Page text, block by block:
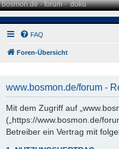
bosmon.de·forum·doku
FAQ
Foren-Übersicht
www.bosmon.de/forum -
Mit dem Zugriff auf
(„https://www.bosmon.de/
Betreiber ein Vertrag mit